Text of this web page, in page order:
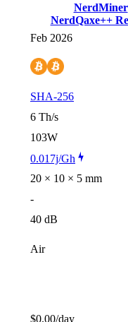
NerdMiner
NerdQaxe++
Feb 2026
SHA-256
6 Th/s
103W
0.017j/Gh
20 × 10 × 5 mm
-
40 dB
Air
$0.00/day